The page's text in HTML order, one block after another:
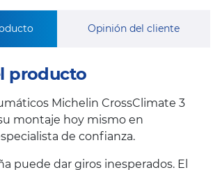
Opinión del cliente
producto
Michelin CrossClimate 3
montaje hoy mismo en
de confianza.
puede dar giros inesperados. El